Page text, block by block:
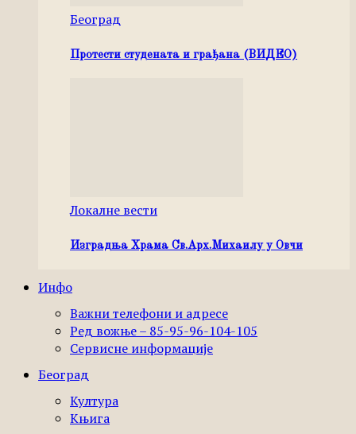
Београд
Протести студената и грађана (ВИДЕО)
Локалне вести
Изградња Храма Св.Арх.Михаилу у Овчи
Инфо
Важни телефони и адресе
Ред вожње – 85-95-96-104-105
Сервисне информације
Београд
Култура
Књига